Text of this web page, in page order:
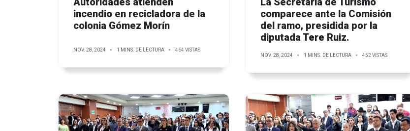
incendio en recicladora de la
colonia Gómez Morín
NOV. 28, 2024 1 MINS. DE LECTURA 464 VISTAS
comparece ante la Comisión
del ramo, presidida por la
diputada Tere Ruiz.
NOV. 28, 2024 1 MINS. DE LECTURA 452 VISTAS